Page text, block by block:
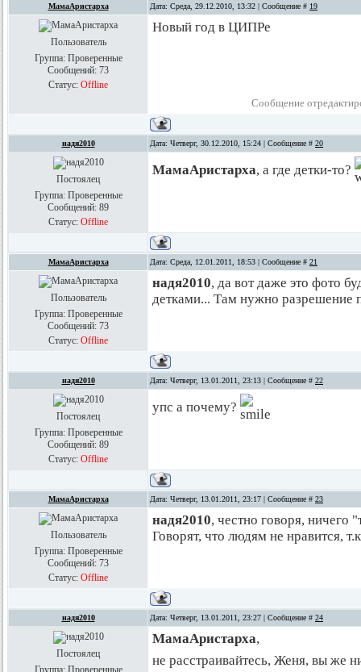
МамаАристарха Дата: Среда, 29.12.2010, 13:32 | Сообщение # 19
Пользователь
Группа: Проверенные
Сообщений: 73
Статус: Offline
Новый год в ЦИПРе
Сообщение
надя2010 Дата: Четверг, 30.12.2010, 15:24 | Сообщение # 20
Постоялец
Группа: Проверенные
Сообщений: 89
Статус: Offline
МамаАристарха, а где детки-то?
МамаАристарха Дата: Среда, 12.01.2011, 18:53 | Сообщение # 21
Пользователь
Группа: Проверенные
Сообщений: 73
Статус: Offline
надя2010, да вот даже это фото
детками... Там нужно разрешение
надя2010 Дата: Четверг, 13.01.2011, 23:13 | Сообщение # 22
Постоялец
Группа: Проверенные
Сообщений: 89
Статус: Offline
упс а почему?
МамаАристарха Дата: Четверг, 13.01.2011, 23:17 | Сообщение # 23
Пользователь
Группа: Проверенные
Сообщений: 73
Статус: Offline
надя2010, честно говоря, ничего
Говорят, что людям не нравится,
надя2010 Дата: Четверг, 13.01.2011, 23:27 | Сообщение # 24
Постоялец
Группа: Проверенные
МамаАристарха,
не расстраивайтесь, Женя, вы же